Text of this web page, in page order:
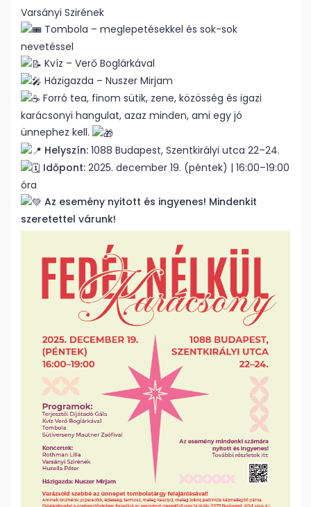
Varsányi Szirének
Tombola – meglepetésekkel és sok-sok
nevetéssel
Kvíz – Verő Boglárkával
Házigazda – Nuszer Mirjam
Forró tea, finom sütik, zene, közösség és igazi
karácsonyi hangulat, azaz minden, ami egy jó
ünnephez kell.
Helyszín: 1088 Budapest, Szentkirályi utca 22–24.
Időpont: 2025. december 19. (péntek) | 16:00–19:00
óra
Az esemény nyitott és ingyenes! Mindenkit
szeretettel várunk!